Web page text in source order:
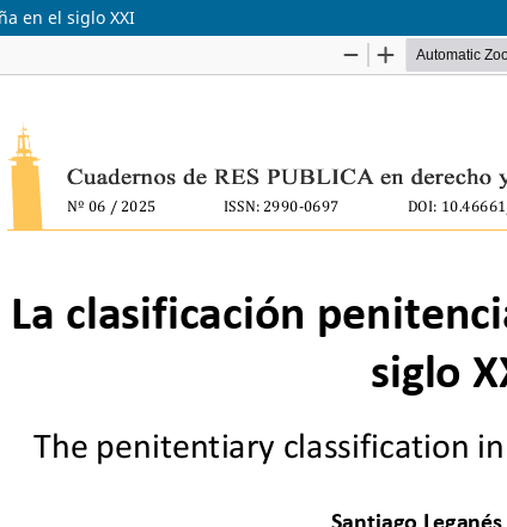
en el siglo XXI